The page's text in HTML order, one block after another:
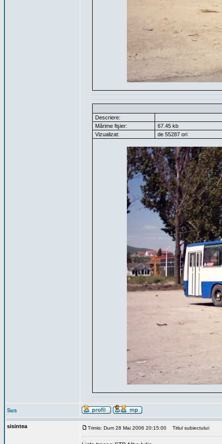
Descriere:
Mărime fişier:
67.45 kb
Vizualizat:
de 55287 ori
Sus
sisintea Trimis: Dum 28 Mai 2006 20:15:00 Titlul subiectului: